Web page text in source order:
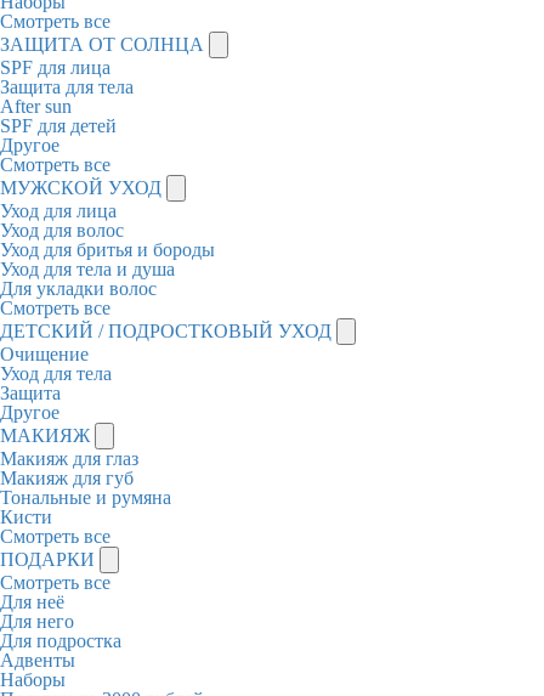
Смотреть все
ЗАЩИТА ОТ СОЛНЦА
SPF для лица
Защита для тела
After sun
SPF для детей
Другое
Смотреть все
МУЖСКОЙ УХОД
Уход для лица
Уход для волос
Уход для бритья и бороды
Уход для тела и душа
Для укладки волос
Смотреть все
ДЕТСКИЙ / ПОДРОСТКОВЫЙ УХОД
Очищение
Уход для тела
Защита
Другое
МАКИЯЖ
Макияж для глаз
Макияж для губ
Тональные и румяна
Кисти
Смотреть все
ПОДАРКИ
Смотреть все
Для неё
Для него
Для подростка
Адвенты
Наборы